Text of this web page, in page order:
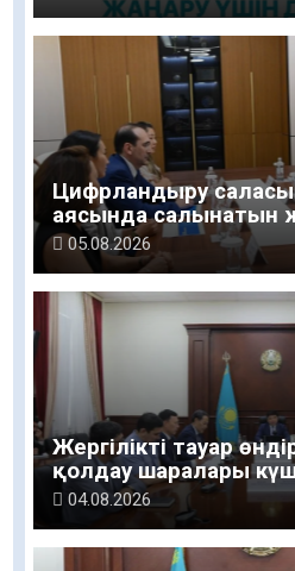
Цифрландыру
аясында салынатын
орталықтың
05.08.2026
Жергілікті тауар
қолдау шаралары
04.08.2026